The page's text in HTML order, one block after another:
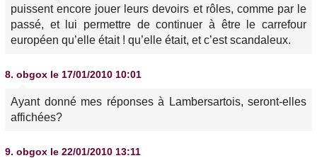
puissent encore jouer leurs devoirs et rôles, comme par le
passé, et lui permettre de continuer à être le carrefour
européen qu’elle était ! qu’elle était, et c’est scandaleux.
8. obgox le 17/01/2010 10:01
Ayant donné mes réponses à Lambersartois, seront-elles
affichées?
9. obgox le 22/01/2010 13:11